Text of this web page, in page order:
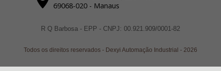
69068-020 - Manaus
R Q Barbosa - EPP - CNPJ: 00.921.909/0001-82
Todos os direitos reservados -Dexyi Automação Industrial -2026